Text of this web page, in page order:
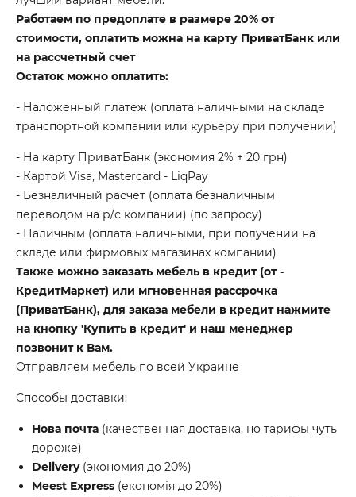
Работаем по предоплате в размере 20% от
стоимости, оплатить можна на карту ПриватБанк или
на рассчетный счет
Остаток можно оплатить:
- Наложенный платеж (оплата наличными на складе
транспортной компании или курьеру при получении)
- На карту ПриватБанк (экономия 2% + 20 грн)
- Картой Visa, Mastercard - LiqPay
- Безналичный расчет (оплата безналичным
переводом на р/с компании) (по запросу)
- Наличным (оплата наличными, при получении на
складе или фирмовых магазинах компании)
Также можно заказать мебель в кредит (от -
КредитМаркет) или мгновенная рассрочка
(ПриватБанк), для заказа мебели в кредит нажмите
на кнопку 'Купить в кредит' и наш менеджер
позвонит к Вам.
Отправляем мебель по всей Украине
Способы доставки:
Нова почта (качественная доставка, но тарифы чуть
дороже)
Delivery(экономия до 20%)
Meest Express (економія до 20%)